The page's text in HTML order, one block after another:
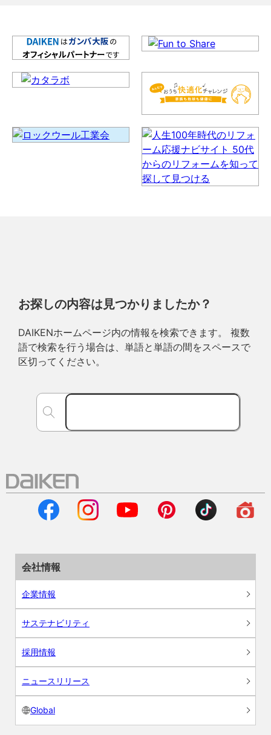
お探しの内容は見つかりましたか？
DAIKENホームページ内の情報を検索できます。 複数
語で検索を行う場合は、単語と単語の間をスペースで
区切ってください。
会社情報
企業情報
サステナビリティ
採用情報
ニュースリリース
Global